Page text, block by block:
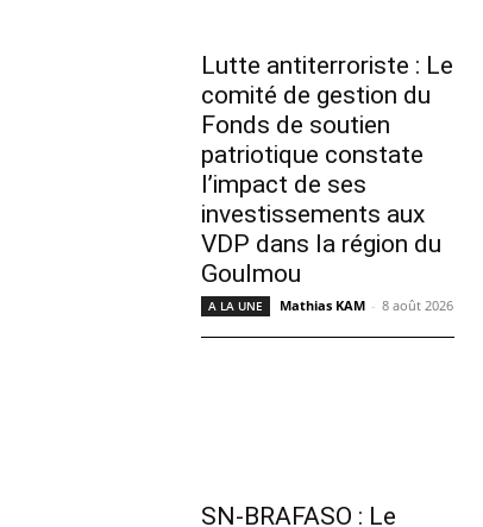
Lutte antiterroriste : Le
comité de gestion du
Fonds de soutien
patriotique constate
l’impact de ses
investissements aux
VDP dans la région du
Goulmou
A LA UNE Mathias KAM - 8 août 2026
SN-BRAFASO : Le